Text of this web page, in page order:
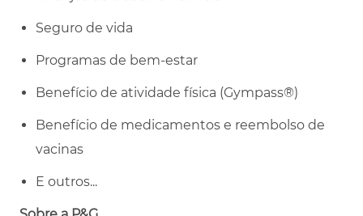
Seguro de vida
Programas de bem-estar
Benefício de atividade física (Gympass®)
Benefício de medicamentos e reembolso de
vacinas
E outros...